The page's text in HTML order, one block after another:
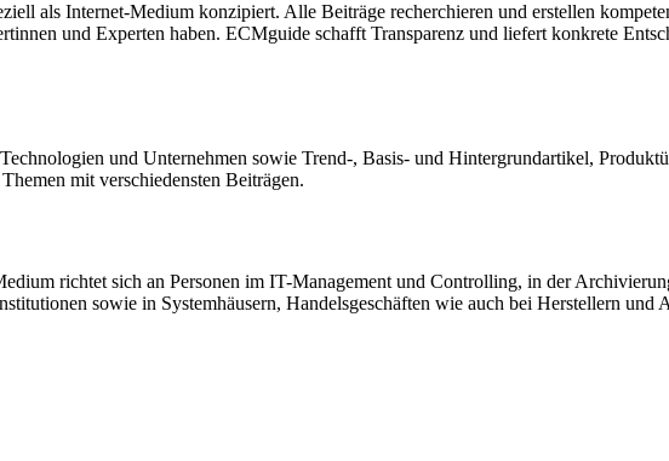
als Internet-Medium konzipiert. Alle Beiträge recherchieren und erstellen
und Experten haben. ECMguide schafft Transparenz und liefert konkrete
und Unternehmen sowie Trend-, Basis- und Hintergrundartikel,
mit verschiedensten Beiträgen.
richtet sich an Personen im IT-Management und Controlling, in der
sowie in Systemhäusern, Handelsgeschäften wie auch bei Herstellern und